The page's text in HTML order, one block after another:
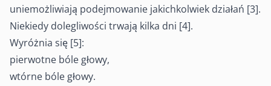
uniemożliwiają podejmowanie jakichkolwiek działań [3].
Niekiedy dolegliwości trwają kilka dni [4].
Wyróżnia się [5]:
pierwotne bóle głowy,
wtórne bóle głowy.